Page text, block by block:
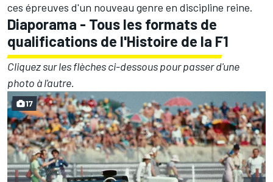
ces épreuves d'un nouveau genre en discipline reine.
Diaporama - Tous les formats de
qualifications de l'Histoire de la F1
Cliquez sur les flèches ci-dessous pour passer d'une
photo à l'autre.
17